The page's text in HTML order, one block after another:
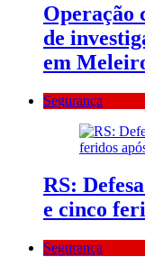
Operação
de
em
Segurança
RS:
e cinco
Segurança